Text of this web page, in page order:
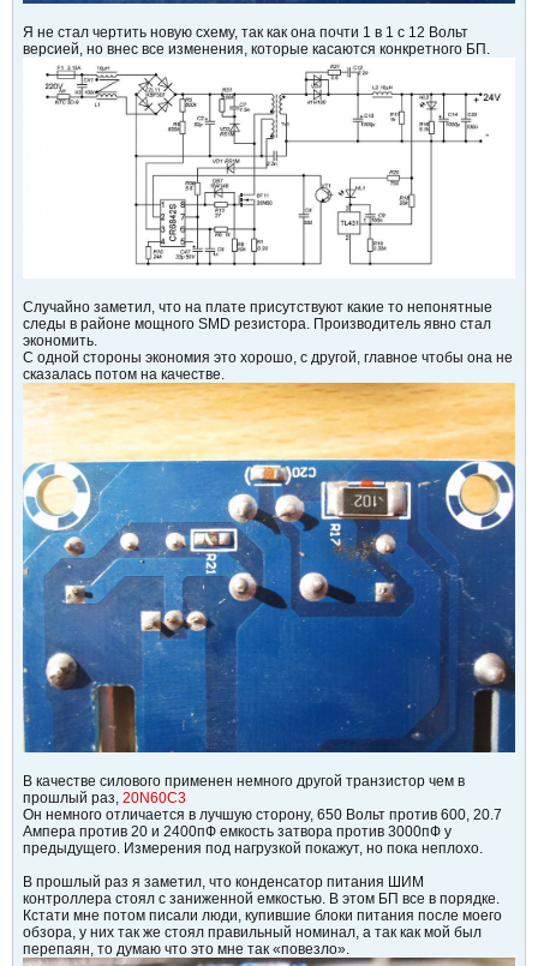
Я не стал чертить новую схему, так как она почти 1 в 1 с 12 Вольт
версией, но внес все изменения, которые касаются конкретного БП.
Случайно заметил, что на плате присутствуют какие то непонятные
следы в районе мощного SMD резистора. Производитель явно стал
экономить.
С одной стороны экономия это хорошо, с другой, главное чтобы она не
сказалась потом на качестве.
В качестве силового применен немного другой транзистор чем в
прошлый раз, 20N60C3
Он немного отличается в лучшую сторону, 650 Вольт против 600, 20.7
Ампера против 20 и 2400пФ емкость затвора против 3000пФ у
предыдущего. Измерения под нагрузкой покажут, но пока неплохо.
В прошлый раз я заметил, что конденсатор питания ШИМ
контроллера стоял с заниженной емкостью. В этом БП все в порядке.
Кстати мне потом писали люди, купившие блоки питания после моего
обзора, у них так же стоял правильный номинал, а так как мой был
перепаян, то думаю что это мне так «повезло».